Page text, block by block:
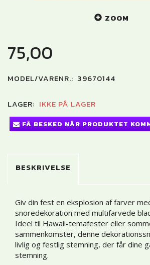
ZOOM
75,00
MODEL/VARENR.: 39670144
LAGER: IKKE PÅ LAGER
FÅ BESKED NÅR PRODUKTET
BESKRIVELSE
Giv din fest en eksplosion af farver
snoredekoration med multifarvede
Ideel til Hawaii-temafester eller
sammenkomster, denne
livlig og festlig stemning, der får dine
stemning.